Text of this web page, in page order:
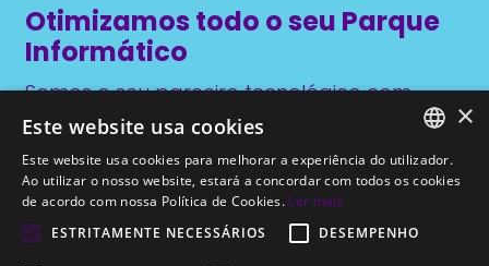
Otimizamos todo o seu Parque
Informático
Somos o seu parceiro tecnológico com
conhecimentos alargados de
equipamentos informáticos empresariais.
Invista em tecnologias com garantias de eficiência, bom
connosco.
PORTUGUESE
×
Este website usa cookies
Este website usa cookies para melhorar a experiência do utilizador.
Ao utilizar o nosso website, estará a concordar com todos os cookies
de acordo com nossa Política de Cookies. Ler mais
ESTRITAMENTE NECESSÁRIOS
DESEMPENHO